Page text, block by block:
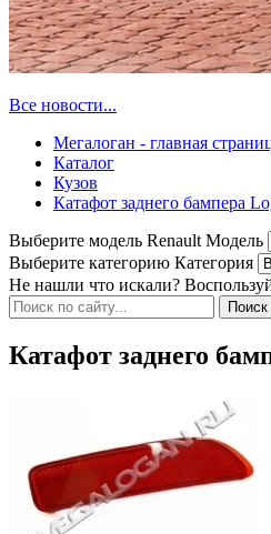
Все новости...
Мегалоган - главная
Каталог
Кузов
Катафот заднего бампера
Выберите модель Renault Модель
Выберите категорию Категория
Не нашли что искали?
Катафот заднего